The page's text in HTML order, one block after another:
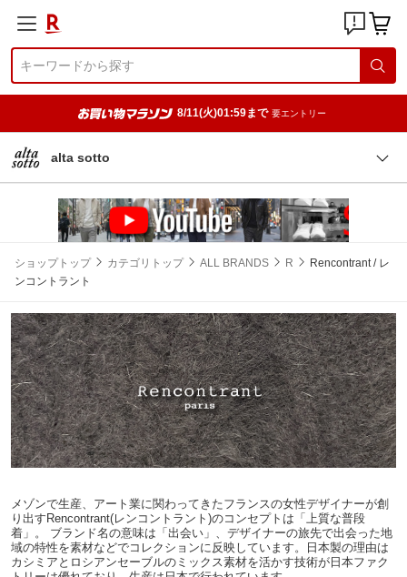
8/11(火)01:59まで 要エントリー
alta sotto
ショップトップ カテゴリトップ ALL BRANDS R
Rencontrant / レ
ンコントラント
メゾンで生産、アート業に関わってきたフランスの女性デザイナーが創
り出すRencontrant(レンコントラント)のコンセプトは「上質な普段
着」。 ブランド名の意味は「出会い」、デザイナーの旅先で出会った地
域の特性を素材などでコレクションに反映しています。日本製の理由は
カシミアとロシアンセーブルのミックス素材を活かす技術が日本ファク